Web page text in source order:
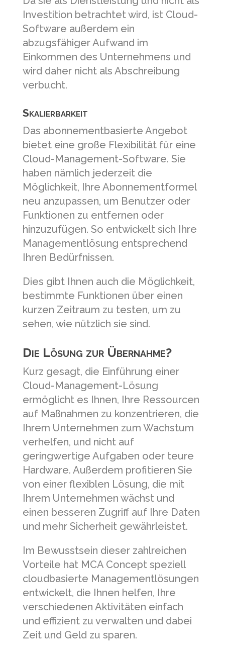
Investition betrachtet wird, ist Cloud-
Software außerdem ein
abzugsfähiger Aufwand im
Einkommen des Unternehmens und
wird daher nicht als Abschreibung
verbucht.
Skalierbarkeit
Das abonnementbasierte Angebot
bietet eine große Flexibilität für eine
Cloud-Management-Software. Sie
haben nämlich jederzeit die
Möglichkeit, Ihre Abonnementformel
neu anzupassen, um Benutzer oder
Funktionen zu entfernen oder
hinzuzufügen. So entwickelt sich Ihre
Managementlösung entsprechend
Ihren Bedürfnissen.
Dies gibt Ihnen auch die Möglichkeit,
bestimmte Funktionen über einen
kurzen Zeitraum zu testen, um zu
sehen, wie nützlich sie sind.
Die Lösung zur Übernahme?
Kurz gesagt, die Einführung einer
Cloud-Management-Lösung
ermöglicht es Ihnen, Ihre Ressourcen
auf Maßnahmen zu konzentrieren, die
Ihrem Unternehmen zum Wachstum
verhelfen, und nicht auf
geringwertige Aufgaben oder teure
Hardware. Außerdem profitieren Sie
von einer flexiblen Lösung, die mit
Ihrem Unternehmen wächst und
einen besseren Zugriff auf Ihre Daten
und mehr Sicherheit gewährleistet.
Im Bewusstsein dieser zahlreichen
Vorteile hat MCA Concept speziell
cloudbasierte Managementlösungen
entwickelt, die Ihnen helfen, Ihre
verschiedenen Aktivitäten einfach
und effizient zu verwalten und dabei
Zeit und Geld zu sparen.